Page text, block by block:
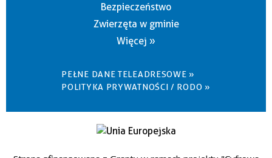
Bezpieczeństwo
Zwierzęta w gminie
Więcej »
PEŁNE DANE TELEADRESOWE »
POLITYKA PRYWATNOŚCI / RODO »